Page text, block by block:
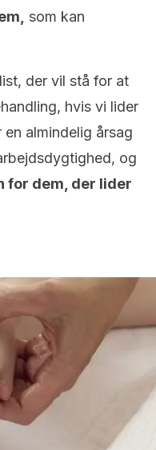
som kan
der vil stå for at
hvis vi lider
almindelig årsag
og
for dem, der lider